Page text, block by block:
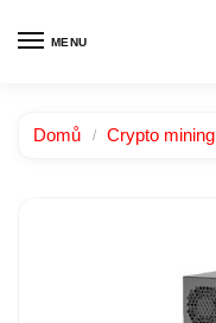
MENU
Domů / Crypto mining